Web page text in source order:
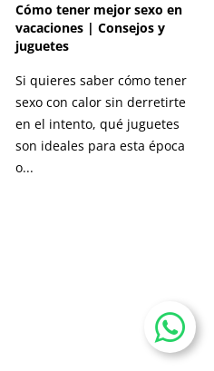
Cómo tener mejor sexo en
vacaciones | Consejos y
juguetes
Si quieres saber cómo tener
sexo con calor sin derretirte
en el intento, qué juguetes
son ideales para esta época
o...